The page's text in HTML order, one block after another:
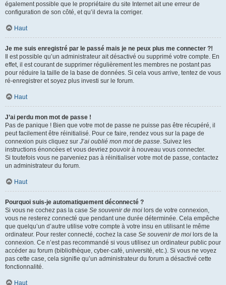
également possible que le propriétaire du site Internet ait une erreur de
configuration de son côté, et qu’il devra la corriger.
Haut
Je me suis enregistré par le passé mais je ne peux plus me connecter ?!
Il est possible qu’un administrateur ait désactivé ou supprimé votre compte. En
effet, il est courant de supprimer régulièrement les membres ne postant pas
pour réduire la taille de la base de données. Si cela vous arrive, tentez de vous
ré-enregistrer et soyez plus investi sur le forum.
Haut
J’ai perdu mon mot de passe !
Pas de panique ! Bien que votre mot de passe ne puisse pas être récupéré, il
peut facilement être réinitialisé. Pour ce faire, rendez vous sur la page de
connexion puis cliquez sur J’ai oublié mon mot de passe. Suivez les
instructions énoncées et vous devriez pouvoir à nouveau vous connecter.
Si toutefois vous ne parveniez pas à réinitialiser votre mot de passe, contactez
un administrateur du forum.
Haut
Pourquoi suis-je automatiquement déconnecté ?
Si vous ne cochez pas la case Se souvenir de moi lors de votre connexion,
vous ne resterez connecté que pendant une durée déterminée. Cela empêche
que quelqu’un d’autre utilise votre compte à votre insu en utilisant le même
ordinateur. Pour rester connecté, cochez la case Se souvenir de moi lors de la
connexion. Ce n’est pas recommandé si vous utilisez un ordinateur public pour
accéder au forum (bibliothèque, cyber-café, université, etc.). Si vous ne voyez
pas cette case, cela signifie qu’un administrateur du forum a désactivé cette
fonctionnalité.
Haut